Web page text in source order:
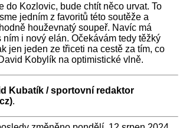
do Kozlovic, bude chtít něco urvat. To
jedním z favoritů této soutěže a
houževnatý soupeř. Navíc má
ním i nový elán. Očekávám tedy těžký
jen jeden ze třiceti na cestě za tím, co
Kobylík na optimistické vlně.
Kubatík / sportovní redaktor
.